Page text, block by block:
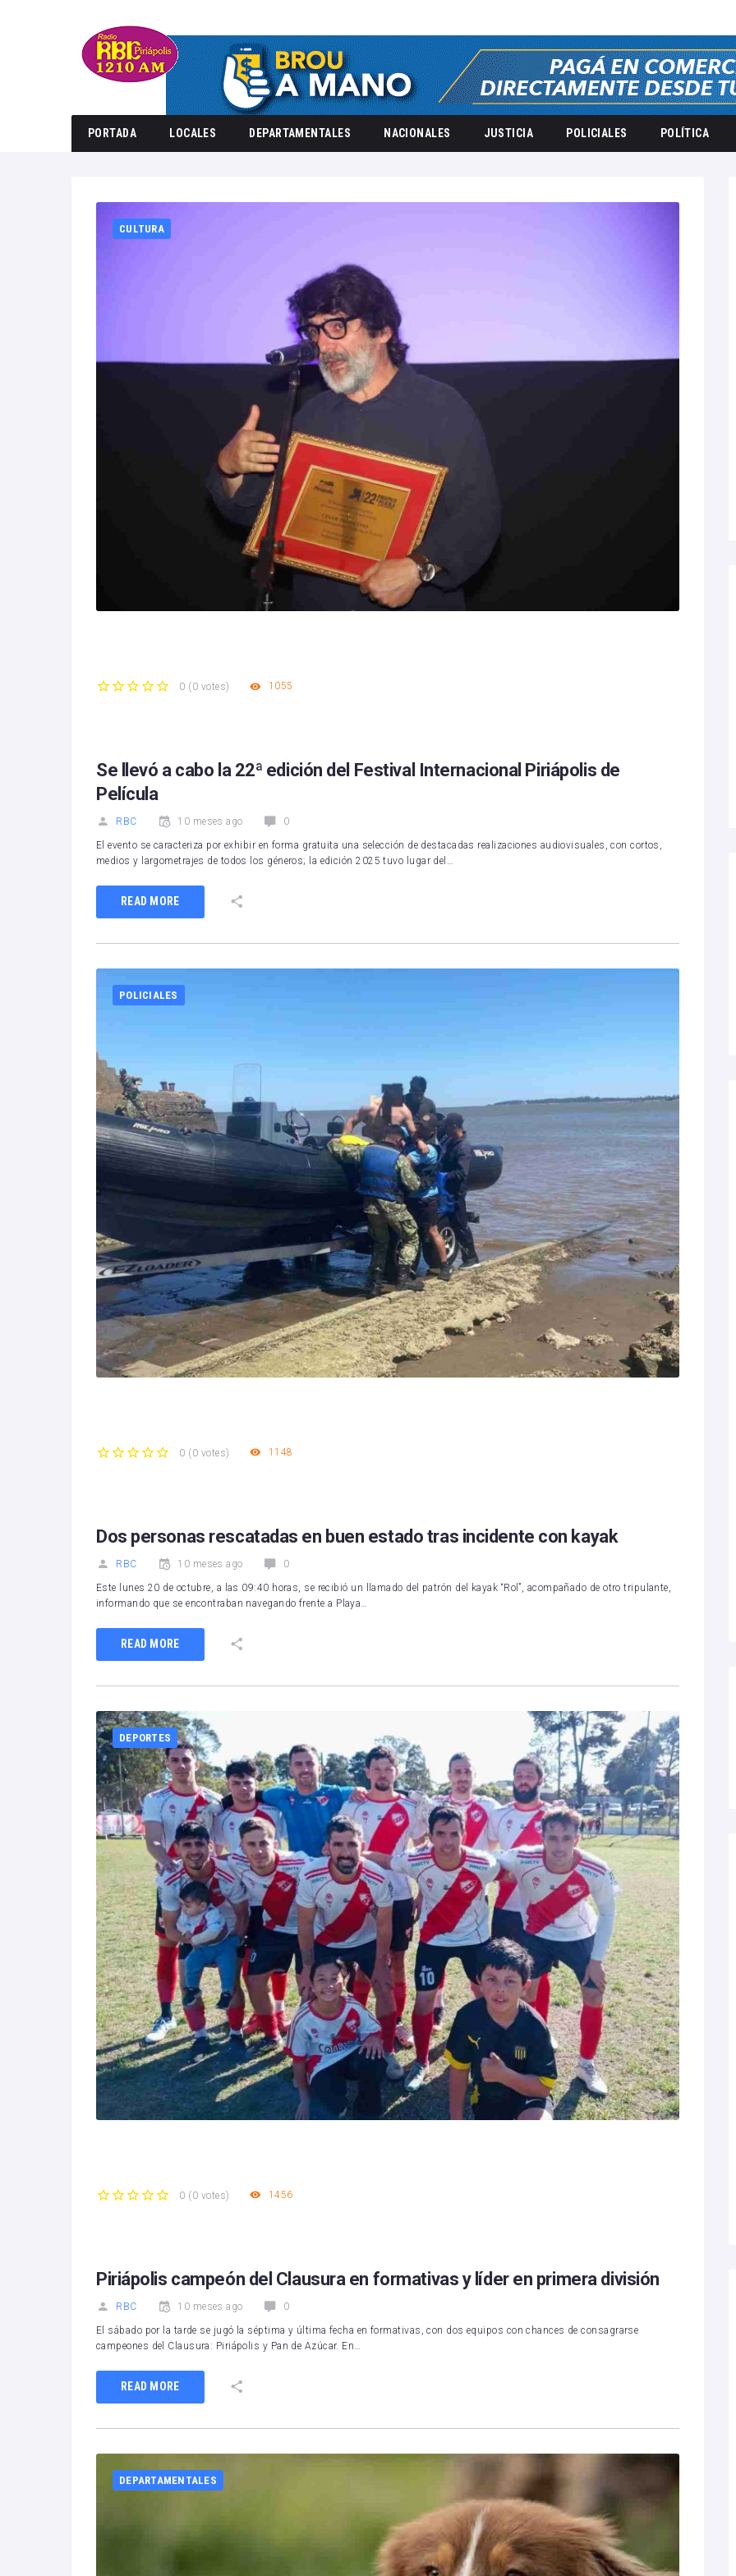
PORTADA LOCALES DEPARTAMENTALES NACIONALES JUSTICIA POLICIALES POLÍTICA
CULTURA
0 ( 0 votes) 1055
Se llevó a cabo la 22ª edición del Festival Internacional Piriápolis de
Película
RBC 10 meses ago 0
El evento se caracteriza por exhibir en forma gratuita una selección de destacadas realizaciones audiovisuales, con cortos,
medios y largometrajes de todos los géneros; la edición 2025 tuvo lugar del…
READ MORE
POLICIALES
0 (0 votes) 1148
Dos personas rescatadas en buen estado tras incidente con kayak
RBC 10 meses ago 0
Este lunes 20 de octubre, a las 09:40 horas, se recibió un llamado del patrón del kayak “Rol”, acompañado de otro tripulante,
informando que se encontraban navegando frente a Playa…
READ MORE
DEPORTES
0 (0 votes) 1456
Piriápolis campeón del Clausura en formativas y líder en primera división
RBC 10 meses ago 0
El sábado por la tarde se jugó la séptima y última fecha en formativas, con dos equipos con chances de consagrarse
campeones del Clausura: Piriápolis y Pan de Azúcar. En…
READ MORE
DEPARTAMENTALES